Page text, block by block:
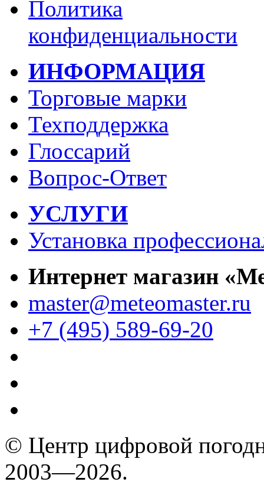
Политика
конфиденциальности
ИНФОРМАЦИЯ
Торговые марки
Техподдержка
Глоссарий
Вопрос-Ответ
УСЛУГИ
Установка
Интернет магазин
master@meteomaster.ru
+7 (495) 589-69-20
© Центр цифровой
2003—2026.